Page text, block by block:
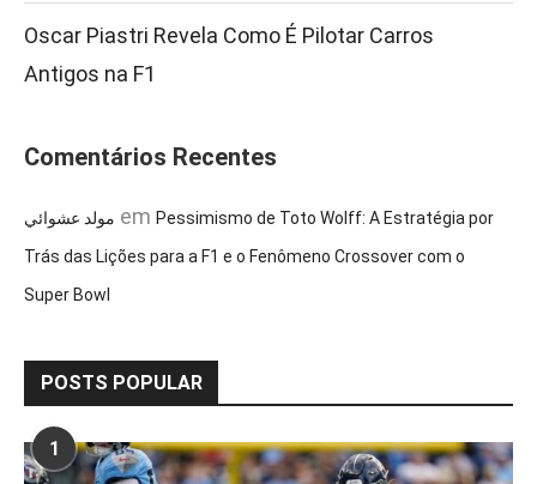
Oscar Piastri Revela Como É Pilotar Carros
Antigos na F1
Comentários Recentes
مولد عشوائي em Pessimismo de Toto Wolff: A Estratégia por
Trás das Lições para a F1 e o Fenômeno Crossover com o
Super Bowl
POSTS POPULAR
1